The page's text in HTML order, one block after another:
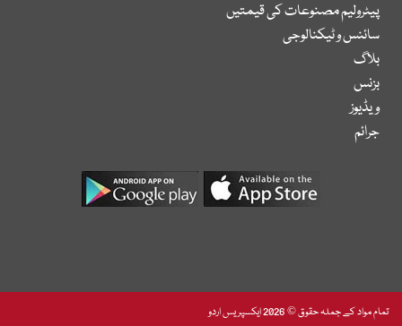
پیٹرولیم مصنوعات کی قیمتیں
سائنس و ٹیکنالوجی
بلاگ
بزنس
ویڈیوز
جرائم
تمام مواد کے جملہ حقوق © 2026 ایکسپریس اردو